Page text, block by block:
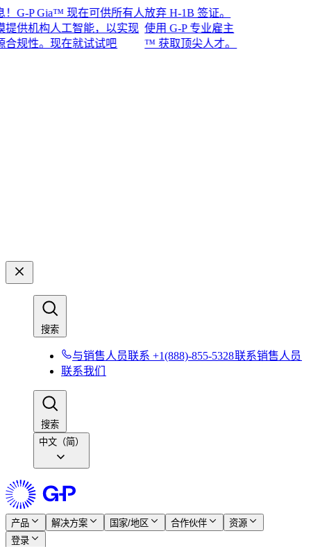
P Gia™ 现在可供所有人
机构人工智能，以实现
性。现在就试试吧​​
放弃 H-1B 签证。
使用 G-P 专业雇主
™ 获取顶尖人才。​​
搜索​​
与销售人员联系 +1(888)-855-5328​​联系销售人员​​
联系我们​​
搜索​​
中文（简）
产品​​ 解决方案​​ 国家/地区​​ 合作伙伴​​
资源​​
登录​​